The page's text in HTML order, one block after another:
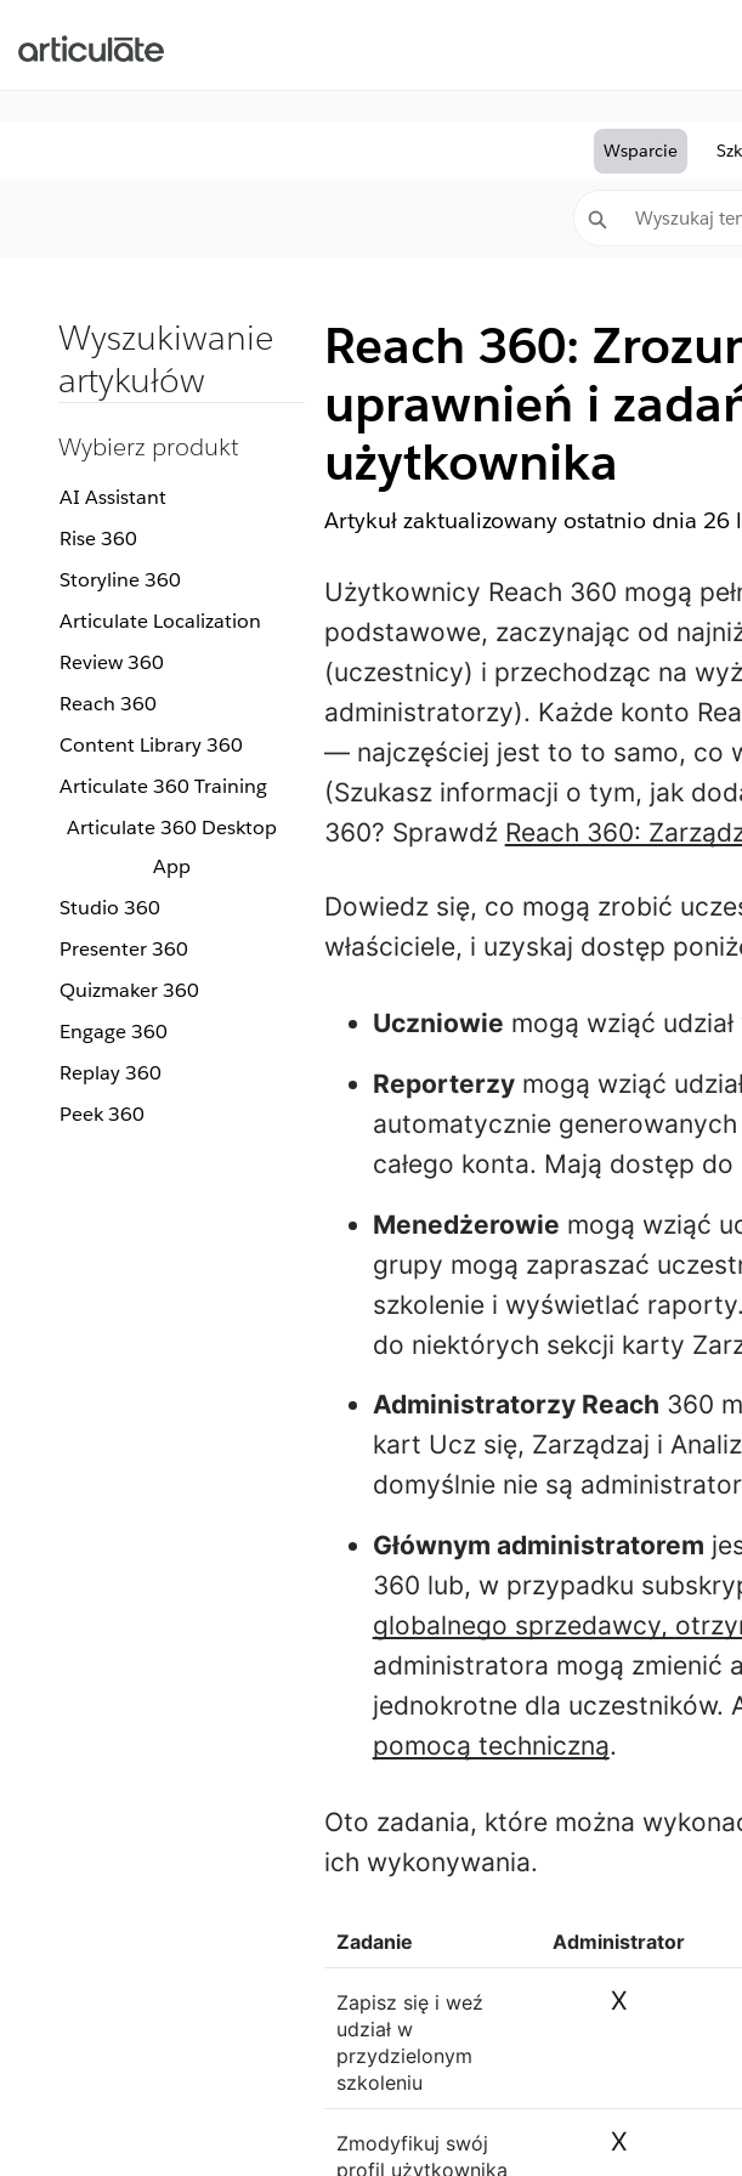
Wsparcie
Wyszukiwanie
artykułów
Wybierz produkt
AI Assistant
Rise 360
Storyline 360
Articulate Localization
Review 360
Reach 360
Content Library 360
Articulate 360 Training
Articulate 360 Desktop
App
Studio 360
Presenter 360
Quizmaker 360
Engage 360
Replay 360
Peek 360
Reach 360:
uprawnień i
użytkownika
Artykuł zaktualizowany ostatnio dnia 26
Użytkownicy Reach 360 mogą
podstawowe, zaczynając od
(uczestnicy) i przechodząc na
administratorzy). Każde konto
— najczęściej jest to to samo, co
(Szukasz informacji o tym, jak
360? Sprawdź Reach 360:
Dowiedz się, co mogą zrobić
właściciele, i uzyskaj dostęp
Uczniowie mogą wziąć
Reporterzymogą wziąć
automatycznie
całego konta. Mają dostęp
Menedżerowie mogą wziąć
grupy mogą zapraszać
szkolenie i wyświetlać
do niektórych sekcji karty
Administratorzy Reach 360
kart Ucz się, Zarządzaj i
domyślnie nie są
Głównym administratorem
360 lub, w przypadku
globalnego sprzedawcy,
administratora mogą zmienić
jednokrotne dla uczestników.
pomocą techniczną.
Oto zadania, które można
ich wykonywania.
Zadanie Administrator
Zapisz się i weź
udział w
przydzielonym
szkoleniu
X
Zmodyfikuj swój
profil użytkownika
X